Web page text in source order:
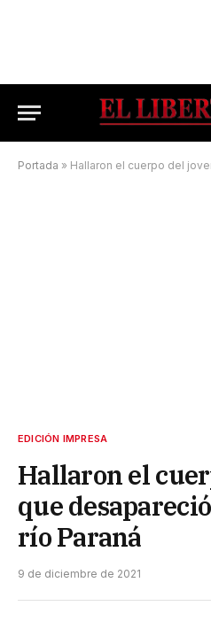
Portada » Hallaron el cuerpo del joven
EDICIÓN IMPRESA
Hallaron el
que
río Paraná
9 de diciembre de 2021